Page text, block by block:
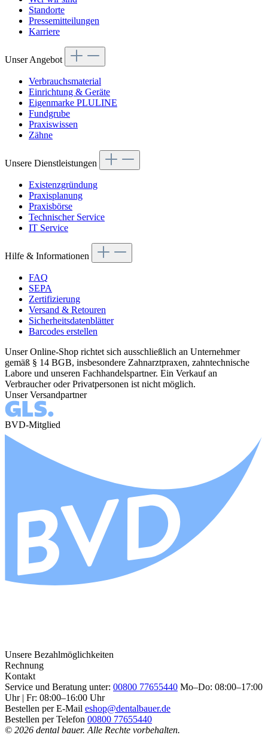
Standorte
Pressemitteilungen
Karriere
Unser Angebot
Verbrauchsmaterial
Einrichtung & Geräte
Eigenmarke PLULINE
Fundgrube
Praxiswissen
Zähne
Unsere Dienstleistungen
Existenzgründung
Praxisplanung
Praxisbörse
Technischer Service
IT Service
Hilfe & Informationen
FAQ
SEPA
Zertifizierung
Versand & Retouren
Sicherheitsdatenblätter
Barcodes erstellen
Unser Online-Shop richtet sich ausschließlich an Unternehmer
gemäß § 14 BGB, insbesondere Zahnarztpraxen, zahntechnische
Labore und unseren Fachhandelspartner. Ein Verkauf an
Verbraucher oder Privatpersonen ist nicht möglich.
Unser Versandpartner
BVD-Mitglied
Unsere Bezahlmöglichkeiten
Rechnung
Kontakt
Service und Beratung unter: 00800 77655440 Mo–Do: 08:00–17:00
Uhr | Fr: 08:00–16:00 Uhr
Bestellen per E-Mail eshop@dentalbauer.de
Bestellen per Telefon 00800 77655440
© 2026 dental bauer. Alle Rechte vorbehalten.